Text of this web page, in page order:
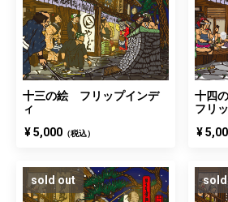
十三の絵 フリップインデ
ィ
¥ 5,000 （税込）
十四
フリ
¥
sold out